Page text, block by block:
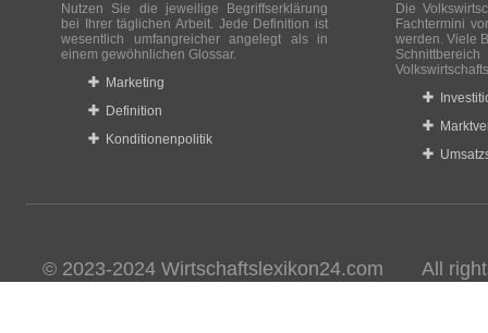
Nutzen Sie die jeweilige Begriffserklärung
bei Ihrer täglichen Arbeit. Jede Definition ist
wesentlich umfangreicher angelegt als in
einem gewöhnlichen Glossar.
Marketing
Definition
Konditionenpolitik
Die
Fachtermini
werden. Viele
© 2023-2024 Wirtschaftslexikon24.com All